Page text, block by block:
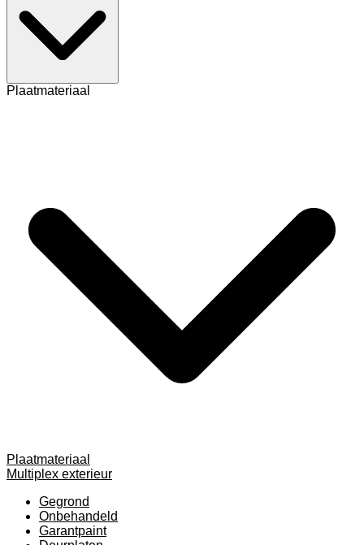
Plaatmateriaal
Plaatmateriaal
Multiplex exterieur
Gegrond
Onbehandeld
Garantpaint